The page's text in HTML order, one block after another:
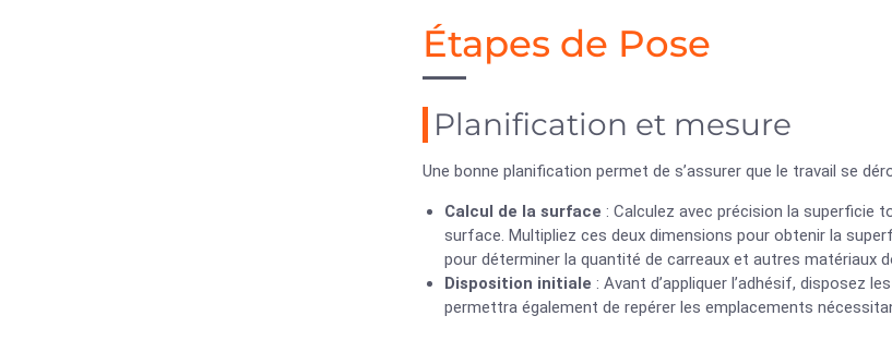
Étapes de Pose
Planification et mesure
Une bonne planification permet de s’assurer que le travail se
Calcul de la surface : Calculez avec précision la superficie
surface. Multipliez ces deux dimensions pour obtenir la
pour déterminer la quantité de carreaux et autres matériaux
Disposition initiale : Avant d’appliquer l’adhésif, disposez
permettra également de repérer les emplacements